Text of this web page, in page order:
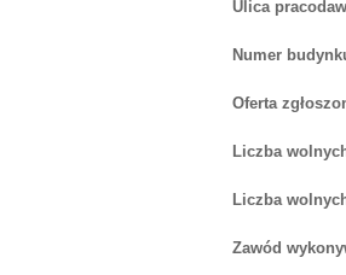
Ulica
Numer
Oferta
Liczba
Liczba
Zawód